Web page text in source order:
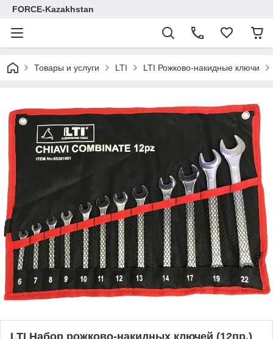
FORCE-Kazakhstan
Товары и услуги LTI LTI Рожково-накидные ключи
LTI Набор рожково-накидных ключей (12пр.)